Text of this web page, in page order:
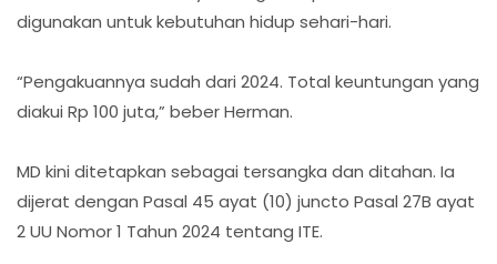
digunakan untuk kebutuhan hidup sehari-hari.
“Pengakuannya sudah dari 2024. Total keuntungan yang
diakui Rp 100 juta,” beber Herman.
MD kini ditetapkan sebagai tersangka dan ditahan. Ia
dijerat dengan Pasal 45 ayat (10) juncto Pasal 27B ayat
2 UU Nomor 1 Tahun 2024 tentang ITE.